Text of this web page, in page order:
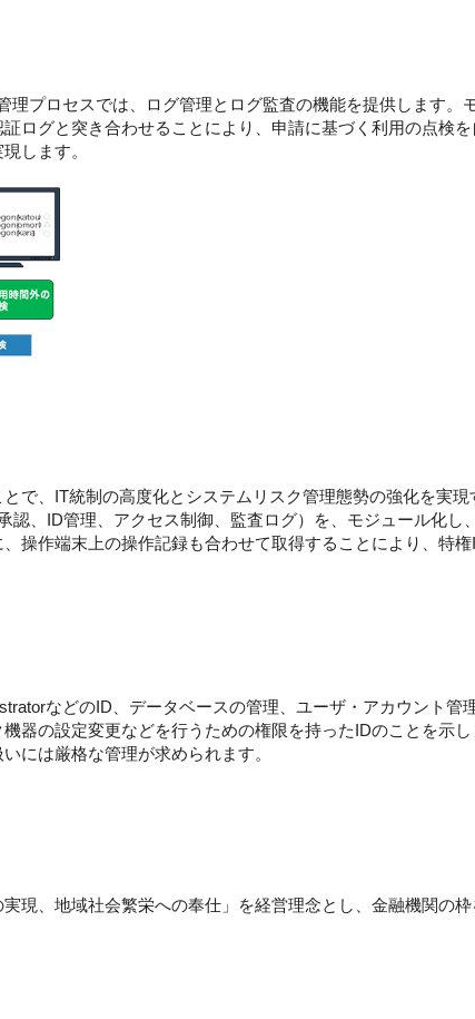
プロセスでは、ログ管理とログ監査の機能を提供します。
ログと突き合わせることにより、申請に基づく利用の点検
します。
で、IT統制の高度化とシステムリスク管理態勢の強化を実現
、ID管理、アクセス制御、監査ログ）を、モジュール化し
操作端末上の操作記録も合わせて取得することにより、特
などのID、データベースの管理、ユーザ・アカウント管
器の設定変更などを行うための権限を持ったIDのことを示
には厳格な管理が求められます。
現、地域社会繁栄への奉仕」を経営理念とし、金融機関の